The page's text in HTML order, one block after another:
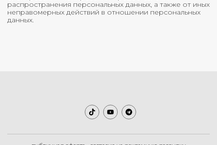
распространения персональных данных, а также от иных
неправомерных действий в отношении персональных
данных.